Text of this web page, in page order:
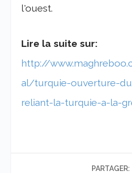
l'ouest.
Lire la suite sur:
http://
al/turquie-ouverture-
reliant-la-turquie-a-la-
PARTAGER: